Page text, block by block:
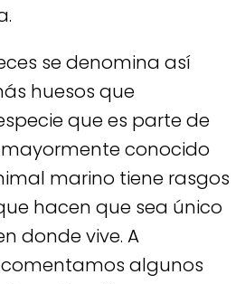
se denomina así
huesos que
que es parte de
conocido
marino tiene rasgos
hacen que sea único
donde vive. A
algunos